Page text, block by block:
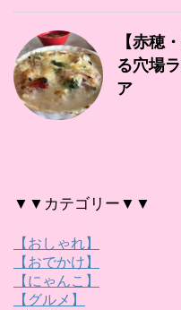
【赤穂
る穴場
ア
▼▼カテゴリー▼▼
【おしゃれ】
【おでかけ】
【にゃんこ】
【グルメ】